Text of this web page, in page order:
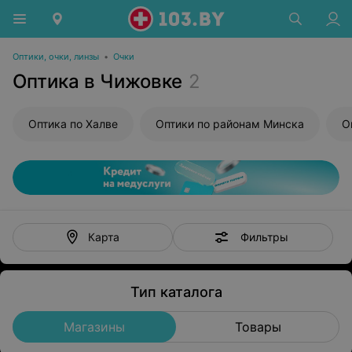
Оптики, очки, линзы • Очки
Оптика в Чижовке 2
Оптика по Халве Оптики по районам Минска
Карта Фильтры
Тип каталога
Магазины Товары